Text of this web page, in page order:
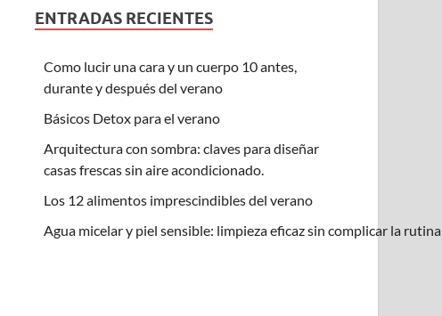
ENTRADAS RECIENTES
Como lucir una cara y un cuerpo 10 antes,
durante y después del verano
Básicos Detox para el verano
Arquitectura con sombra: claves para diseñar
casas frescas sin aire acondicionado.
Los 12 alimentos imprescindibles del verano
Agua micelar y piel sensible: limpieza eficaz sin complicar la